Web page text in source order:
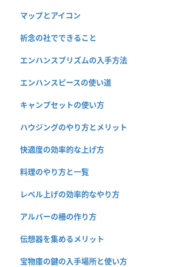
マップとアイコン
祈念の社でできること
エンハンスプリズムの入手方法
エンハンスピースの使い道
キャンプセットの使い方
ハウジングのやり方とメリット
快適度の効率的な上げ方
料理のやり方と一覧
レベル上げの効率的なやり方
アルバーの柵の作り方
伝想器を集めるメリット
宝物庫の鍵の入手場所と使い方